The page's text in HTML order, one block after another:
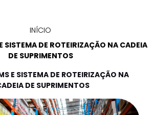
INÍCIO
SISTEMA DE ROTEIRIZAÇÃO NA CADEIA
DE SUPRIMENTOS
E SISTEMA DE ROTEIRIZAÇÃO NA
DE SUPRIMENTOS